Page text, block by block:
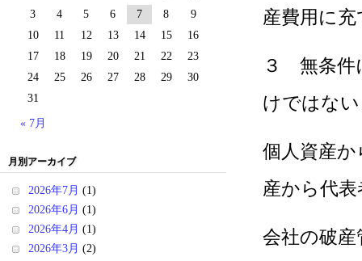
産費用に
３ 無条件
けではない
個人資産
産から代
会社の破
« 7月
3
4 5 6 7 8
9
10
11 12 13 14 15
16
17
18 19 20 21 22
23
24
25 26 27 28 29
30
31
月別アーカイブ
2026年7月 (1)
2026年6月 (1)
2026年4月 (1)
2026年3月 (2)